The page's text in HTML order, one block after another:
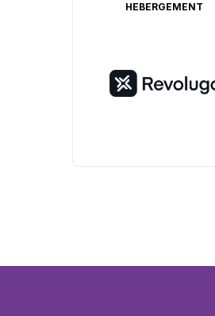
HEBERGEMENT